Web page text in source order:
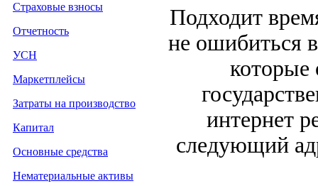
Страховые взносы
Отчетность
УСН
Маркетплейсы
Затраты на производство
Капитал
Основные средства
Нематериальные активы
Подходит
не ошибиться
которые
интернет
следующий